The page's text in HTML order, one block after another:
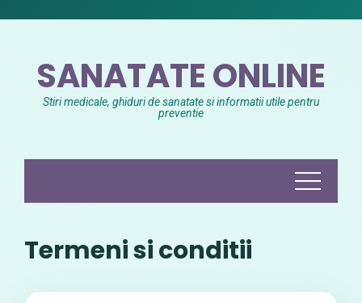
SANATATE ONLINE
Stiri medicale, ghiduri de sanatate si informatii utile pentru
preventie
Termeni si conditii